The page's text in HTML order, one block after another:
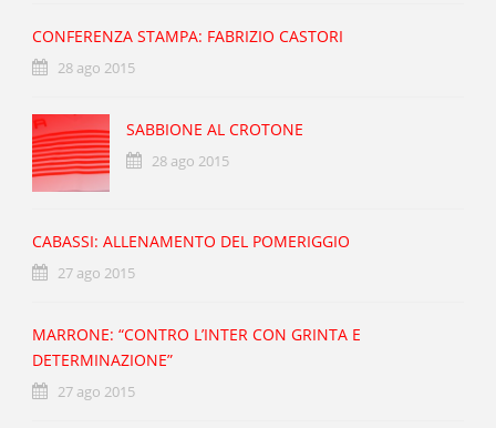
CONFERENZA STAMPA: FABRIZIO CASTORI
28 ago 2015
SABBIONE AL CROTONE
28 ago 2015
CABASSI: ALLENAMENTO DEL POMERIGGIO
27 ago 2015
MARRONE: “CONTRO L’INTER CON GRINTA E
DETERMINAZIONE”
27 ago 2015